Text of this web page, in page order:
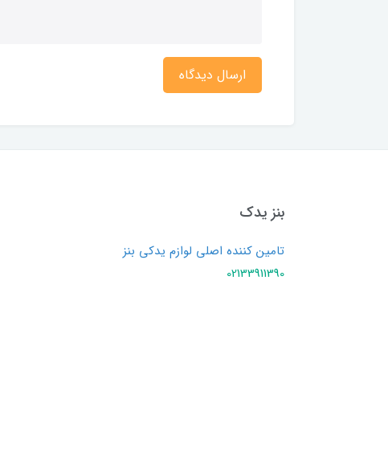
ارسال دیدگاه
بنز یدک
تامین کننده اصلی لوازم یدکی بنز
02133911390